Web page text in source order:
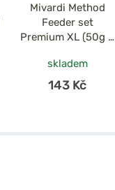
Mivardi Method
Feeder set
Premium XL (50g +
skladem
143 Kč